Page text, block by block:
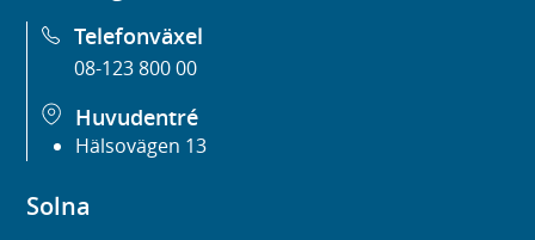
Telefonväxel
08-123 800 00
Huvudentré
Hälsovägen 13
Solna